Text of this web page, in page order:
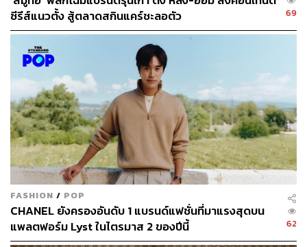
Gucci Beauty
Gucci Beauty เปิดตัวน้ำหอม Gucci Flora Gorgeous Orchid
Eau de Parfum กลิ่นที่ 4 ในตระกูล #GucciFlora โดยมี Miley
Cyrus เป็นพรีเซนเตอร์ น้ำหอมนี้เป็นกลิ่นโอโซนฟลอรัลกูร์
มองด์ขวดแรกของ Gucci ออกแบบกลิ่นโดย Marie
Salamagne
ซีรีส์แนวตั้ง สู้ตลาดสกินแคร์ชะลอตัว
69
FASHION / POP
CHANEL ยังครองอันดับ 1 แบรนด์แฟชั่นที่มาแรงสุดบน
แพลตฟอร์ม Lyst ในไตรมาส 2 ของปีนี้
62